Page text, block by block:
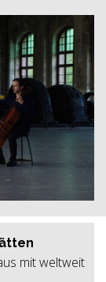
mit weltweit